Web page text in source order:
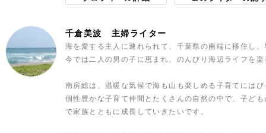
千倉美波 主婦ライター
海を愛する主人に連れられて、千葉県の南端に移住し
今では二人の男の子に恵まれ、のんびり海辺ライフを
南房総は、温暖な気候で海も山も楽しめる子育てには
個性豊かな子育て仲間とたくさんの自然の中で、子ど
で家族とともに成長していきたいです。